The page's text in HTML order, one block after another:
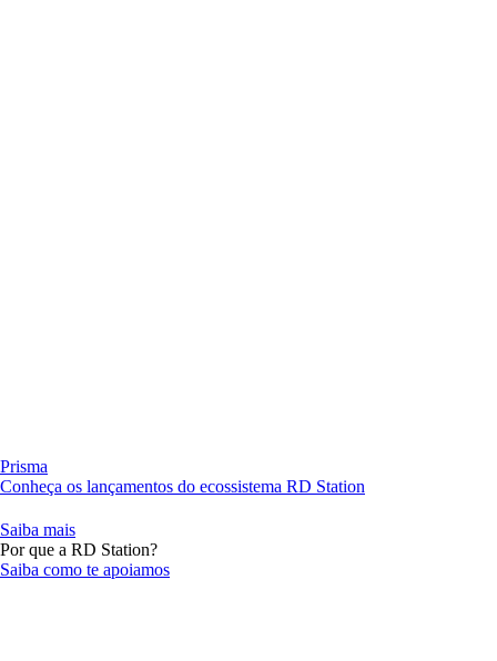
Prisma
Conheça os lançamentos do ecossistema RD Station
Saiba mais
Por que a RD Station?
Saiba como te apoiamos